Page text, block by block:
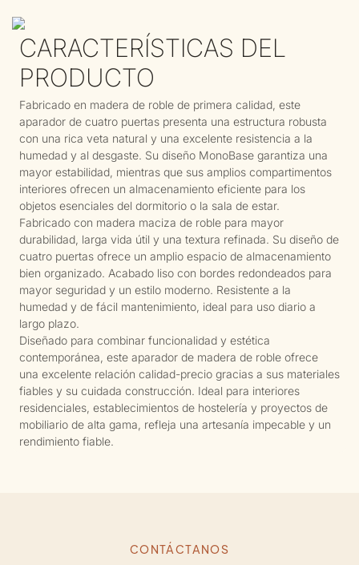
CARACTERÍSTICAS DEL
PRODUCTO
Fabricado en madera de roble de primera calidad, este
aparador de cuatro puertas presenta una estructura robusta
con una rica veta natural y una excelente resistencia a la
humedad y al desgaste. Su diseño MonoBase garantiza una
mayor estabilidad, mientras que sus amplios compartimentos
interiores ofrecen un almacenamiento eficiente para los
objetos esenciales del dormitorio o la sala de estar.
Fabricado con madera maciza de roble para mayor
durabilidad, larga vida útil y una textura refinada. Su diseño de
cuatro puertas ofrece un amplio espacio de almacenamiento
bien organizado. Acabado liso con bordes redondeados para
mayor seguridad y un estilo moderno. Resistente a la
humedad y de fácil mantenimiento, ideal para uso diario a
largo plazo.
Diseñado para combinar funcionalidad y estética
contemporánea, este aparador de madera de roble ofrece
una excelente relación calidad-precio gracias a sus materiales
fiables y su cuidada construcción. Ideal para interiores
residenciales, establecimientos de hostelería y proyectos de
mobiliario de alta gama, refleja una artesanía impecable y un
rendimiento fiable.
CONTÁCTANOS